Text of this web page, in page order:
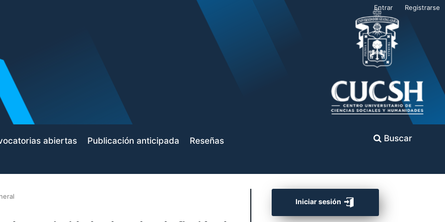
abiertas Publicación anticipada Reseñas Buscar
Entrar Registrarse
Iniciar sesión